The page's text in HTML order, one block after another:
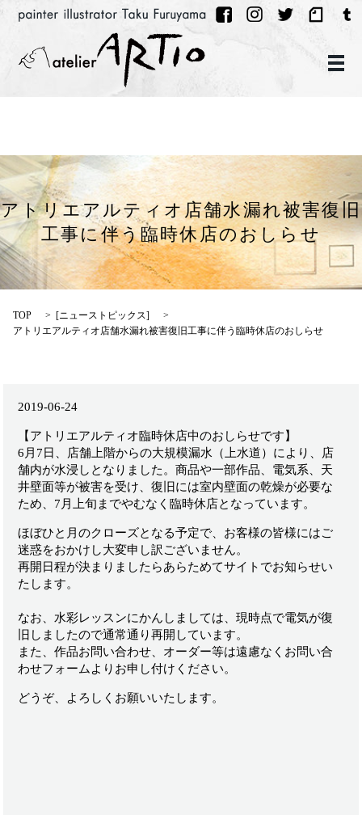
メ
アトリエアルティオ店舗水漏れ被害復旧
工事に伴う臨時休店のおしらせ
TOP [ニューストピックス]
アトリエアルティオ店舗水漏れ被害復旧工事に伴う臨時休店のおしらせ
2019-06-24
【アトリエアルティオ臨時休店中のおしらせです】
6月7日、店舗上階からの大規模漏水（上水道）により、店
舗内が水浸しとなりました。商品や一部作品、電気系、天
井壁面等が被害を受け、復旧には室内壁面の乾燥が必要な
ため、7月上旬までやむなく臨時休店となっています。
ほぼひと月のクローズとなる予定で、お客様の皆様にはご
迷惑をおかけし大変申し訳ございません。
再開日程が決まりましたらあらためてサイトでお知らせい
たします。
なお、水彩レッスンにかんしましては、現時点で電気が復
旧しましたので通常通り再開しています。
また、作品お問い合わせ、オーダー等は遠慮なくお問い合
わせフォームよりお申し付けください。
どうぞ、よろしくお願いいたします。